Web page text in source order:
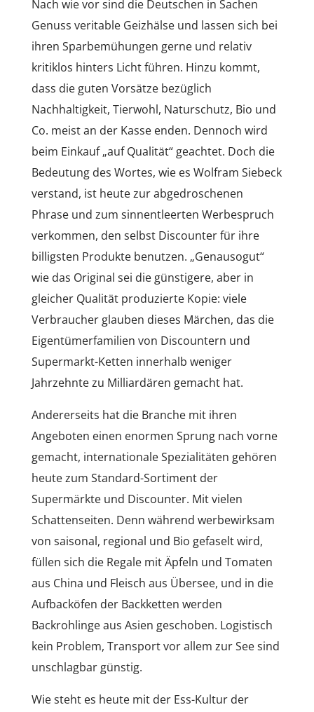
Nach wie vor sind die Deutschen in Sachen
Genuss veritable Geizhälse und lassen sich bei
ihren Sparbemühungen gerne und relativ
kritiklos hinters Licht führen. Hinzu kommt,
dass die guten Vorsätze bezüglich
Nachhaltigkeit, Tierwohl, Naturschutz, Bio und
Co. meist an der Kasse enden. Dennoch wird
beim Einkauf „auf Qualität“ geachtet. Doch die
Bedeutung des Wortes, wie es Wolfram Siebeck
verstand, ist heute zur abgedroschenen
Phrase und zum sinnentleerten Werbespruch
verkommen, den selbst Discounter für ihre
billigsten Produkte benutzen. „Genausogut“
wie das Original sei die günstigere, aber in
gleicher Qualität produzierte Kopie: viele
Verbraucher glauben dieses Märchen, das die
Eigentümerfamilien von Discountern und
Supermarkt-Ketten innerhalb weniger
Jahrzehnte zu Milliardären gemacht hat.
Andererseits hat die Branche mit ihren
Angeboten einen enormen Sprung nach vorne
gemacht, internationale Spezialitäten gehören
heute zum Standard-Sortiment der
Supermärkte und Discounter. Mit vielen
Schattenseiten. Denn während werbewirksam
von saisonal, regional und Bio gefaselt wird,
füllen sich die Regale mit Äpfeln und Tomaten
aus China und Fleisch aus Übersee, und in die
Aufbacköfen der Backketten werden
Backrohlinge aus Asien geschoben. Logistisch
kein Problem, Transport vor allem zur See sind
unschlagbar günstig.
Wie steht es heute mit der Ess-Kultur der